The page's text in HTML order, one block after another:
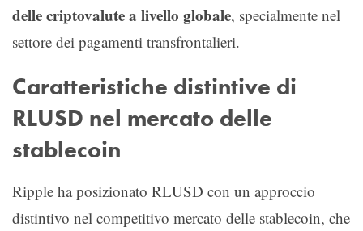
delle criptovalute a livello globale, specialmente nel
settore dei pagamenti transfrontalieri.
Caratteristiche distintive di
RLUSD nel mercato delle
stablecoin
Ripple ha posizionato RLUSD con un approccio
distintivo nel competitivo mercato delle stablecoin, che